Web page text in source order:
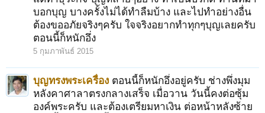
บอกบุญ บางครั้งไม่ได้ทำลืมบ้าง และไปทำอย่างอื่น
ต้องขออภัยจริงๆครับ ใจจริงอยากทำทุกๆบุญเลยครับ
ตอนนี้ก็หนักอึ่ง
5 กุมภาพันธ์ 2015
บุญทรงพระเครื่อง ตอนนี้ก็หนักอึ่งอยู่ครับ ช่างพึ่งมุม
หลังคาศาลาตรงกลางเสร็จ เมื่อวาน วันนี้คงต่อซุ้ม
องค์พระครับ และต้องเตรียมหาเงิน ต่อหน้าหลังซ้าย